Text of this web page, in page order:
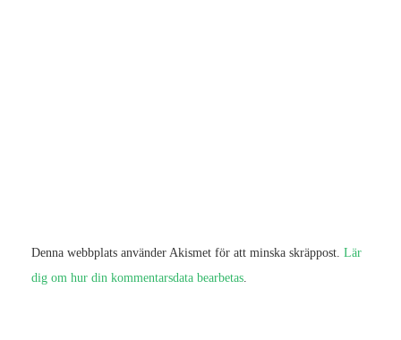
Denna webbplats använder Akismet för att minska skräppost. Lär
dig om hur din kommentarsdata bearbetas.